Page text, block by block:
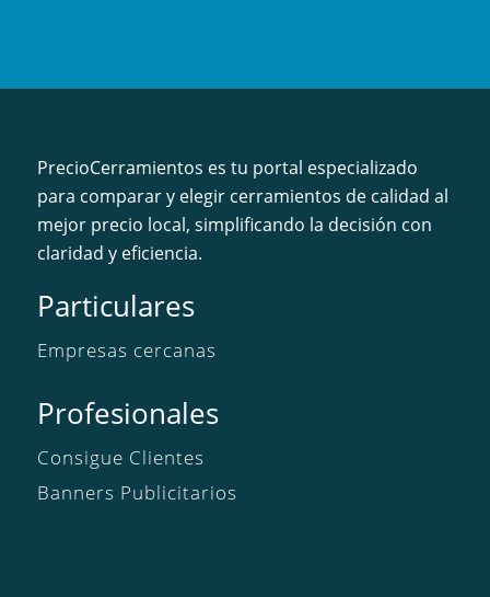
PrecioCerramientos es tu portal especializado
para comparar y elegir cerramientos de calidad al
mejor precio local, simplificando la decisión con
claridad y eficiencia.
Particulares
Empresas cercanas
Profesionales
Consigue Clientes
Banners Publicitarios